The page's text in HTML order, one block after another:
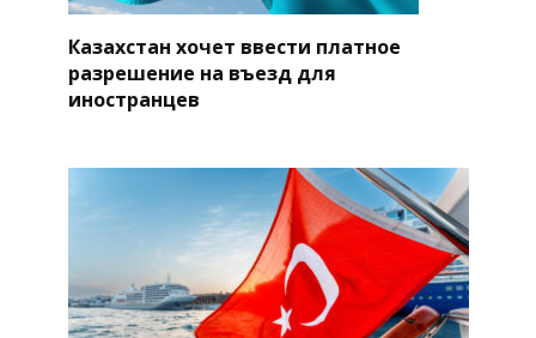
Казахстан хочет ввести платное
разрешение на въезд для
иностранцев